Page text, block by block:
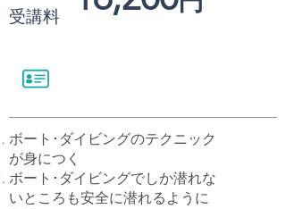
受講料
ボート･ダイビングのテクニック
が身につく
ボート･ダイビングでしか潜れな
いところも安全に潜れるように